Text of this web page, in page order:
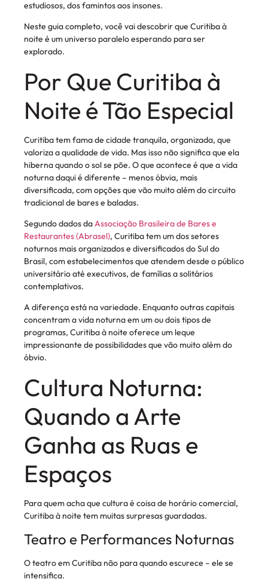
estudiosos, dos famintos aos insones.
Neste guia completo, você vai descobrir que Curitiba à
noite é um universo paralelo esperando para ser
explorado.
Por Que Curitiba à
Noite é Tão Especial
Curitiba tem fama de cidade tranquila, organizada, que
valoriza a qualidade de vida. Mas isso não significa que ela
hiberna quando o sol se põe. O que acontece é que a vida
noturna daqui é diferente – menos óbvia, mais
diversificada, com opções que vão muito além do circuito
tradicional de bares e baladas.
Segundo dados daAssociação Brasileira de Bares e
Restaurantes (Abrasel), Curitiba tem um dos setores
noturnos mais organizados e diversificados do Sul do
Brasil, com estabelecimentos que atendem desde o público
universitário até executivos, de famílias a solitários
contemplativos.
A diferença está na variedade. Enquanto outras capitais
concentram a vida noturna em um ou dois tipos de
programas, Curitiba à noite oferece um leque
impressionante de possibilidades que vão muito além do
óbvio.
Cultura Noturna:
Quando a Arte
Ganha as Ruas e
Espaços
Para quem acha que cultura é coisa de horário comercial,
Curitiba à noite tem muitas surpresas guardadas.
Teatro e Performances Noturnas
O teatro em Curitiba não para quando escurece – ele se
intensifica.